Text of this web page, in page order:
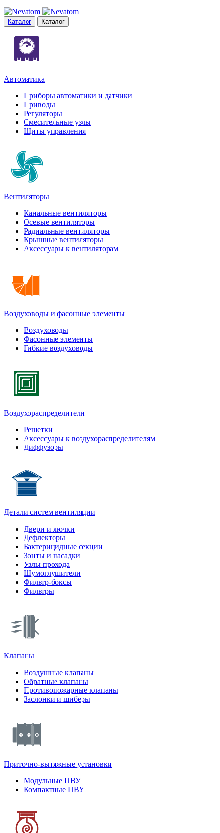
Каталог Каталог
Автоматика
Приборы автоматики и датчики
Приводы
Регуляторы
Смесительные узлы
Щиты управления
Вентиляторы
Канальные вентиляторы
Осевые вентиляторы
Радиальные вентиляторы
Крышные вентиляторы
Аксессуары к вентиляторам
Воздуховоды и фасонные элементы
Воздуховоды
Фасонные элементы
Гибкие воздуховоды
Воздухораспределители
Решетки
Аксессуары к воздухораспределителям
Диффузоры
Детали систем вентиляции
Двери и лючки
Дефлекторы
Бактерицидные секции
Зонты и насадки
Узлы прохода
Шумоглушители
Фильтр-боксы
Фильтры
Клапаны
Воздушные клапаны
Обратные клапаны
Противопожарные клапаны
Заслонки и шиберы
Приточно-вытяжные установки
Модульные ПВУ
Компактные ПВУ